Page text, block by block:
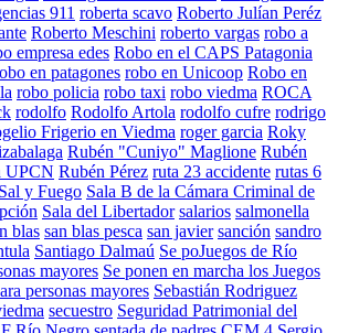
911 roberta scavo Roberto Julían Peréz
Roberto Meschini roberto vargas robo a
empresa edes Robo en el CAPS Patagonia
en patagones robo en Unicoop Robo en
robo policia robo taxi robo viedma ROCA
rodolfo Rodolfo Artola rodolfo cufre rodrigo
Frigerio en Viedma roger garcia Roky
Rubén "Cuniyo" Maglione Rubén
UPCN Rubén Pérez ruta 23 accidente rutas 6
Sal y Fuego Sala B de la Cámara Criminal de
Sala del Libertador salarios salmonella
blas san blas pesca san javier sanción sandro
Santiago Dalmaú Se poJuegos de Río
mayores Se ponen en marcha los Juegos
personas mayores Sebastián Rodriguez
secuestro Seguridad Patrimonial del